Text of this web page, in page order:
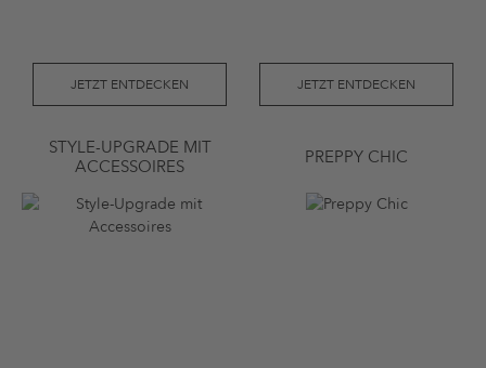
JETZT ENTDECKEN JETZT ENTDECKEN
STYLE-UPGRADE MIT
ACCESSOIRES
PREPPY CHIC